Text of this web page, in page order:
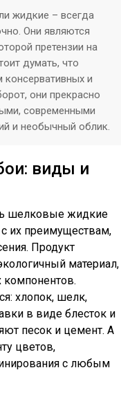
жидкие – всегда
Они являются
претензии на
думать, что
и
они прекрасно
современными
и необычный облик.
виды и
шелковые жидкие
их преимуществам,
Продукт
материал,
компонентов.
хлопок, шелк,
в виде блесток и
песок и цемент. А
цветов,
с любым